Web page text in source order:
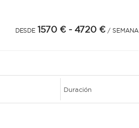
DESDE 1570 € - 4720 € / SEMANA